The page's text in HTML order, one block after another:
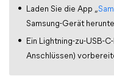
Laden Sie die App „
Samsung-Gerät
Ein Lightning-zu-USB-
Anschlüssen)